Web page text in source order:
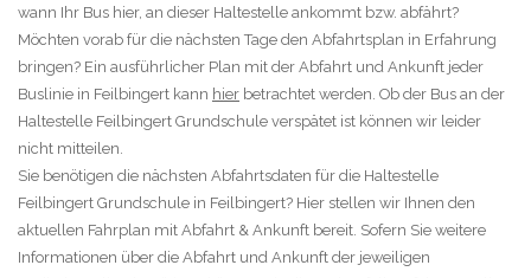
wann Ihr Bus hier, an dieser Haltestelle ankommt bzw. abfährt?
Möchten vorab für die nächsten Tage den Abfahrtsplan in Erfahrung
bringen? Ein ausführlicher Plan mit der Abfahrt und Ankunft jeder
Buslinie in Feilbingert kann hier betrachtet werden. Ob der Bus an der
Haltestelle Feilbingert Grundschule verspätet ist können wir leider
nicht mitteilen.
Sie benötigen die nächsten Abfahrtsdaten für die Haltestelle
Feilbingert Grundschule in Feilbingert? Hier stellen wir Ihnen den
aktuellen Fahrplan mit Abfahrt & Ankunft bereit. Sofern Sie weitere
Informationen über die Abfahrt und Ankunft der jeweiligen